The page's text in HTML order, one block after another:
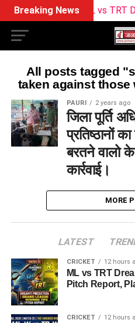
Breaking NewsML vs TRT
All posts tagged
taken against those
PAURI 2 years ago
जिला पूर्ति
प्रतिष्ठानों का
बरतने वालो
कार्रवाई।
MORE
LATEST
CRICKET 12 hours
ML vs TRT
Pitch Report,
CRICKET 12 hours